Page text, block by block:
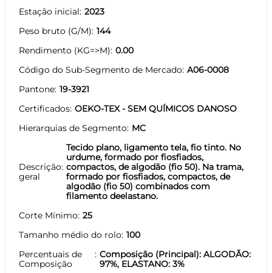
Estação inicial 2023
Peso bruto (G/M) 144
Rendimento (KG=>M) 0.00
Código do Sub-Segmento de Mercado A06-0008
Pantone 19-3921
Certificados OEKO-TEX - SEM QUÍMICOS DANOSO
Hierarquias de Segmento MC
Descrição
geral
Tecido plano, ligamento tela, fio tinto. No
urdume, formado por fiosfiados,
compactos, de algodão (fio 50). Na trama,
formado por fiosfiados, compactos, de
algodão (fio 50) combinados com
filamento deelastano.
Corte Mínimo 25
Tamanho médio do rolo 100
Percentuais de
Composição
Composição (Principal): ALGODÃO:
97%, ELASTANO: 3%